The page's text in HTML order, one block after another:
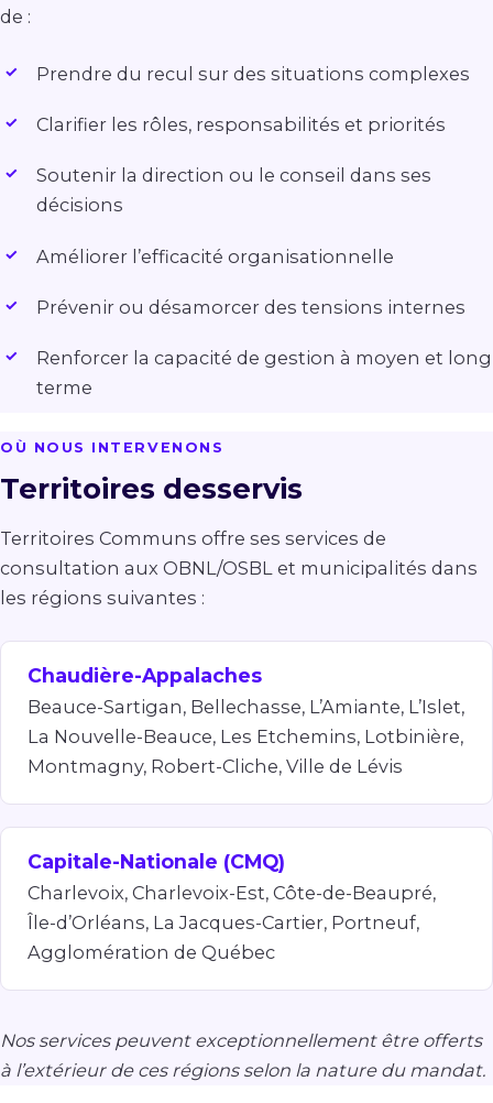
de :
Prendre du recul sur des situations complexes
Clarifier les rôles, responsabilités et priorités
Soutenir la direction ou le conseil dans ses
décisions
Améliorer l’efficacité organisationnelle
Prévenir ou désamorcer des tensions internes
Renforcer la capacité de gestion à moyen et long
terme
OÙ NOUS INTERVENONS
Territoires desservis
Territoires Communs offre ses services de
consultation aux OBNL/OSBL et municipalités dans
les régions suivantes :
Chaudière-Appalaches
Beauce-Sartigan, Bellechasse, L’Amiante, L’Islet,
La Nouvelle-Beauce, Les Etchemins, Lotbinière,
Montmagny, Robert-Cliche, Ville de Lévis
Capitale-Nationale (CMQ)
Charlevoix, Charlevoix-Est, Côte-de-Beaupré,
Île-d’Orléans, La Jacques-Cartier, Portneuf,
Agglomération de Québec
Nos services peuvent exceptionnellement être offerts
à l’extérieur de ces régions selon la nature du mandat.